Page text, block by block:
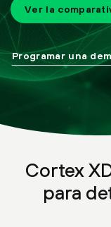
Ver la
Programar una
Cortex
para